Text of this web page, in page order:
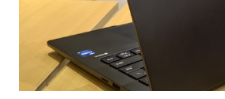
Keyboard yang enak diketik untuk
berjam-jam, baterai yang tahan lama
tanpa colokan, dan bobot yang ringan
bolak-balik kampus. Di kisaran har...